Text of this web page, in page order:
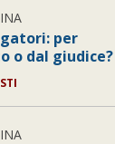
per
o dal giudice?